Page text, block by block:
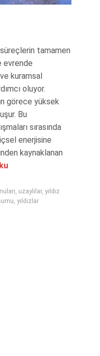
süreçlerin tamamen
evrende
kuramsal
oluyor.
görece yüksek
Bu
sırasında
enerjisine
kaynaklanan
uzaylılar, yıldız
yıldızlar